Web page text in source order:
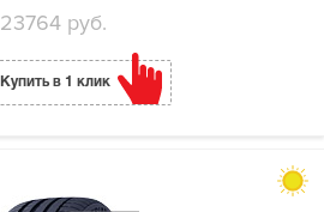
23764 руб.
Купить в 1 клик